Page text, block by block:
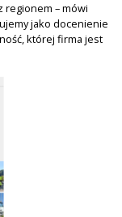
regionem – mówi
jako docenienie
której firma jest